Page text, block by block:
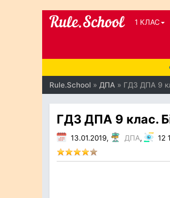
1 КЛАС
Rule.School » ДПА » ГДЗ ДПА 9
ГДЗ ДПА 9 клас.
13.01.2019, ДПА, 12